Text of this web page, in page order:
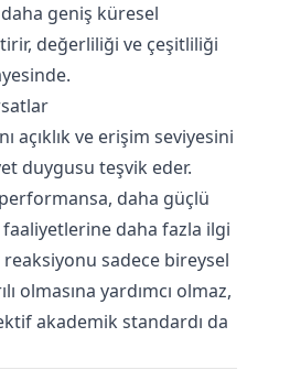
geniş küresel
değerliliği ve çeşitliliği
açıklık ve erişim seviyesini
duygusu teşvik eder.
daha güçlü
daha fazla ilgi
sadece bireysel
olmasına yardımcı olmaz,
akademik standardı da